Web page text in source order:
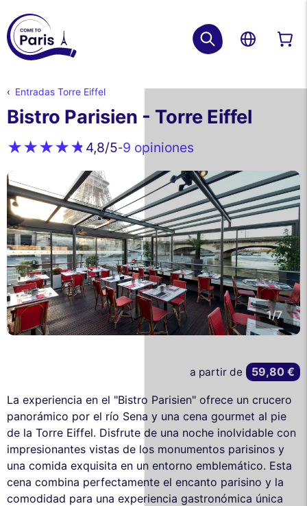
Entradas Torre Eiffel
Bistro Parisien - Torre Eiffel
4,8/5-9 opiniones
1/7
La experiencia en el "Bistro Parisien" ofrece un crucero
panorámico por el río Sena y una cena gourmet al pie
de la Torre Eiffel. Disfrute de una noche inolvidable con
impresionantes vistas de los monumentos parisinos y
una comida exquisita en un entorno emblemático. Esta
cena combina perfectamente el encanto parisino y la
comodidad para una experiencia gastronómica única
a partir de 59,80 €